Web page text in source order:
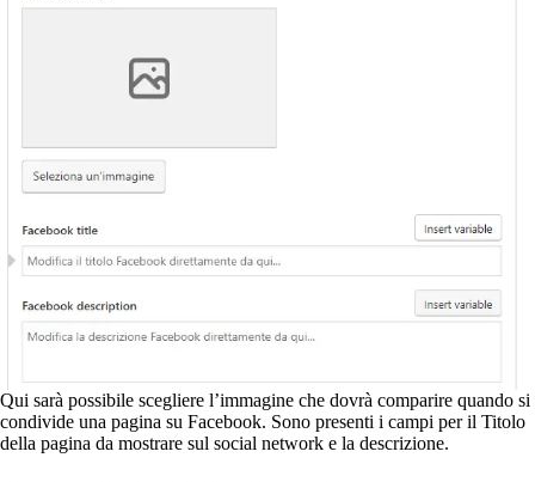
Qui sarà possibile scegliere l’immagine che dovrà comparire quando si
condivide una pagina su Facebook. Sono presenti i campi per il Titolo
della pagina da mostrare sul social network e la descrizione.